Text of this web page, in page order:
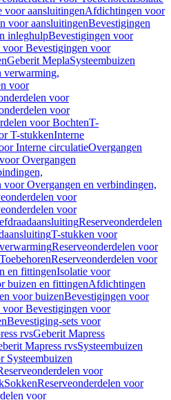
voor aansluitingenAfdichtingen voor
voor aansluitingenBevestigingen
inleghulpBevestigingen voor
voor Bevestigingen voor
Geberit MeplaSysteembuizen
verwarming,
voor
voor
voor
voor BochtenT-
T-stukkenInterne
Interne circulatieOvergangen
Overgangen
voor Overgangen en verbindingen,
voor
voor
Reserveonderdelen
T-stukken voor
Reserveonderdelen voor
ToebehorenReserveonderdelen voor
en fittingenIsolatie voor
buizen en fittingenAfdichtingen
voor buizenBevestigingen voor
voor Bevestigingen voor
Bevestiging-sets voor
rvsGeberit Mapress
Mapress rvsSysteembuizen
Systeembuizen
voor
SokkenReserveonderdelen voor
voor